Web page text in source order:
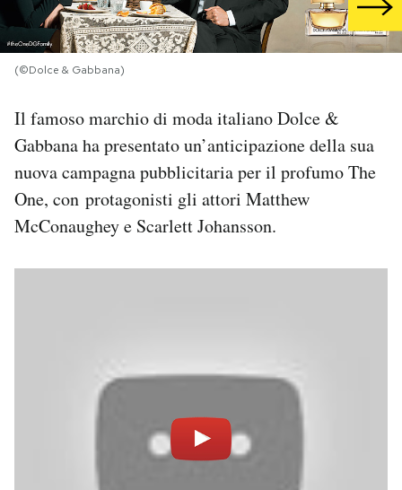
I MIEI PREFERITI
CALENDARIO
AREA PERSONALE
Area Personale
(©Dolce & Gabbana)
Il famoso marchio di moda italiano Dolce &
Gabbana ha presentato un’anticipazione della sua
nuova campagna pubblicitaria per il profumo The
One, con protagonisti gli attori Matthew
McConaughey e Scarlett Johansson.